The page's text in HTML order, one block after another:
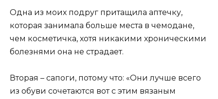
Одна из моих подруг притащила аптечку,
которая занимала больше места в чемодане,
чем косметичка, хотя никакими хроническими
болезнями она не страдает.
Вторая – сапоги, потому что: «Они лучше всего
из обуви сочетаются вот с этим вязаным